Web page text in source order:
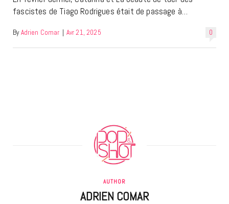
fascistes de Tiago Rodrigues était de passage à…
0
By Adrien Comar | Avr 21, 2025
AUTHOR
ADRIEN COMAR